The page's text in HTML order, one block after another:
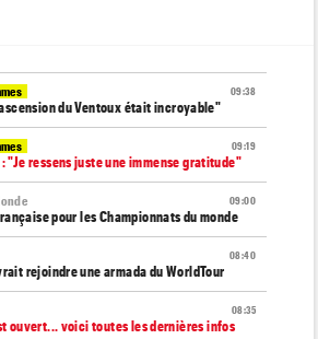
09:38
du Ventoux était incroyable"
09:19
"Je ressens juste une immense gratitude"
09:00
pour les Championnats du monde
08:40
rejoindre une armada du WorldTour
08:35
ouvert... voici toutes les dernières infos